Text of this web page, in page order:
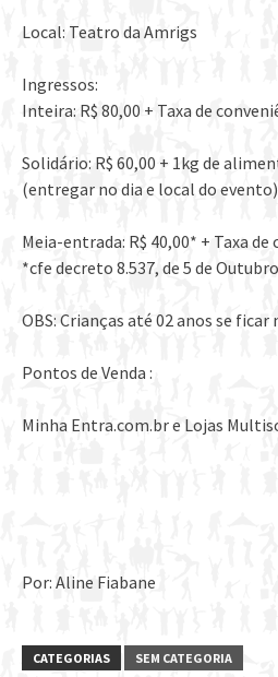
Local: Teatro da Amrigs
Ingressos:
Inteira: R$ 80,00 + Taxa de
Solidário: R$ 60,00 + 1kg de
(entregar no dia e local do
Meia-entrada: R$ 40,00* + Taxa de
*cfe decreto 8.537, de 5 de
OBS: Crianças até 02 anos se ficar
Pontos de Venda :
Minha Entra.com.br e Lojas
Por: Aline Fiabane
CATEGORIAS SEM CATEGORIA